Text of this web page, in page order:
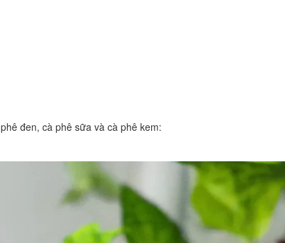
đen, cà phê sữa và cà phê kem: